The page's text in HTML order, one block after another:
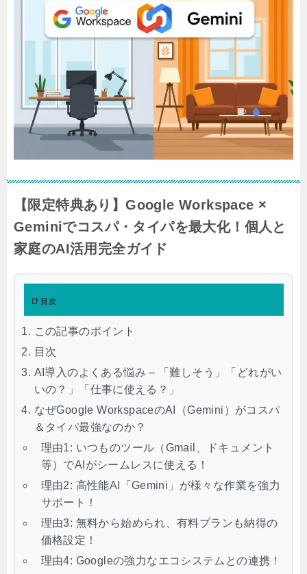
【限定特典あり】Google Workspace ×
Geminiでコスパ・タイパを最大化！個人と
家庭のAI活用完全ガイド
📑 目次
この記事のポイント
目次
AI導入のよくある悩み – 「難しそう」「どれがい
いの？」「仕事に使える？」
なぜGoogle WorkspaceのAI（Gemini）がコスパ
＆タイパ最強なのか？
理由1: いつものツール（Gmail、ドキュメント
等）でAIがシームレスに使える！
理由2: 高性能AI「Gemini」が様々な作業を強力
サポート！
理由3: 無料から始められ、有料プランも納得の
価格設定！
理由4: Googleの強力なエコシステムとの連携！